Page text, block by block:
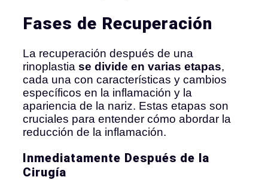
Fases de Recuperación
La recuperación después de una
rinoplastia se divide en varias etapas,
cada una con características y cambios
específicos en la inflamación y la
apariencia de la nariz. Estas etapas son
cruciales para entender cómo abordar la
reducción de la inflamación.
Inmediatamente Después de la
Cirugía